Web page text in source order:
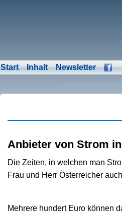
Start Inhalt Newsletter
Anbieter von Strom
Die Zeiten, in welchen man
Frau und Herr Österreicher
Mehrere hundert Euro können